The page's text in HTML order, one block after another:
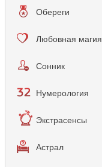
Обереги
Любовная магия
Сонник
Нумерология
Экстрасенсы
Астрал